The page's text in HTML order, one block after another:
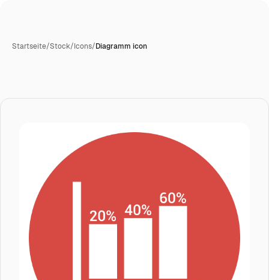
Startseite/Stock/Icons/Diagramm icon